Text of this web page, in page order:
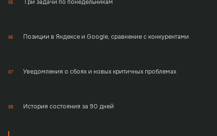
05 Три задачи по понедельникам
06 Позиции в Яндексе и Google, сравнение с конкурентами
07 Уведомления о сбоях и новых критичных проблемах
08 История состояния за 90 дней